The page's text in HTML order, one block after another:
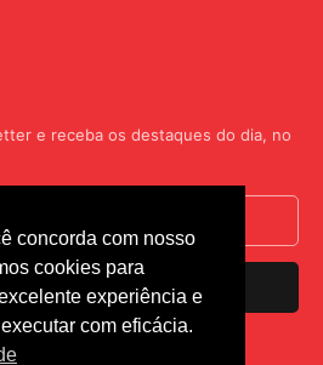
e receba os destaques do dia, no
Inscrever-se
concorda com nosso
cookies para
experiência e
com eficácia.